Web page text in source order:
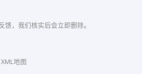
，我们核实后会立即删除。
XML地图